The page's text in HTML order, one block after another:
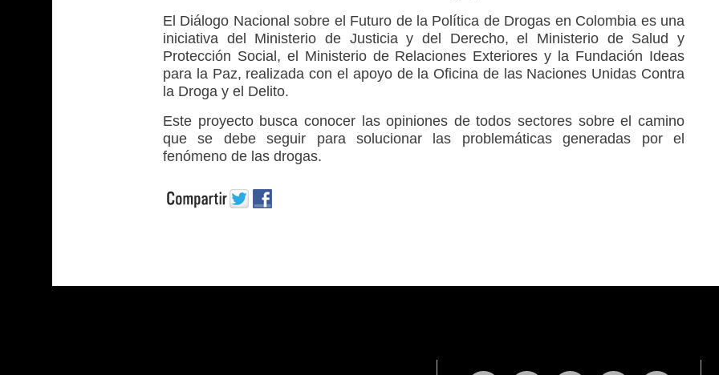
El Diálogo Nacional sobre el Futuro de la Política de Drogas en Colombia es una
iniciativa del Ministerio de Justicia y del Derecho, el Ministerio de Salud y
Protección Social, el Ministerio de Relaciones Exteriores y la Fundación Ideas
para la Paz, realizada con el apoyo de la Oficina de las Naciones Unidas Contra
la Droga y el Delito.
Este proyecto busca conocer las opiniones de todos sectores sobre el camino
que se debe seguir para solucionar las problemáticas generadas por el
fenómeno de las drogas.